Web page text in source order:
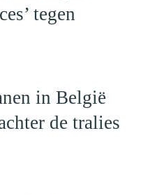
tegen
in België
de tralies